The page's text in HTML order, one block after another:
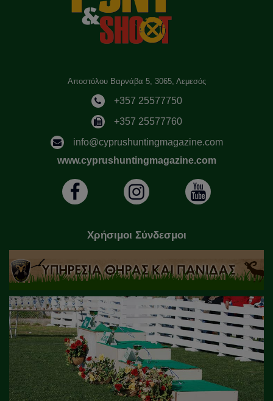
Αποστόλου Βαρνάβα 5, 3065, Λεμεσός
+357 25577750
+357 25577760
info@cyprushuntingmagazine.com
www.cyprushuntingmagazine.com
Χρήσιμοι Σύνδεσμοι